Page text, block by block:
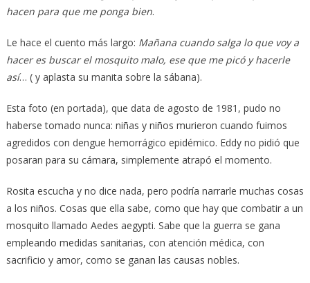
hacen para que me ponga bien.
Le hace el cuento más largo: Mañana cuando salga lo que voy a
hacer es buscar el mosquito malo, ese que me picó y hacerle
así… ( y aplasta su manita sobre la sábana).
Esta foto (en portada), que data de agosto de 1981, pudo no
haberse tomado nunca: niñas y niños murieron cuando fuimos
agredidos con dengue hemorrágico epidémico. Eddy no pidió que
posaran para su cámara, simplemente atrapó el momento.
Rosita escucha y no dice nada, pero podría narrarle muchas cosas
a los niños. Cosas que ella sabe, como que hay que combatir a un
mosquito llamado Aedes aegypti. Sabe que la guerra se gana
empleando medidas sanitarias, con atención médica, con
sacrificio y amor, como se ganan las causas nobles.